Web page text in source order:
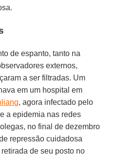
de espanto, tanto na
externos,
a ser filtradas. Um
em um hospital em
, agora infectado pelo
a epidemia nas redes
no final de dezembro
repressão cuidadosa
de seu posto no